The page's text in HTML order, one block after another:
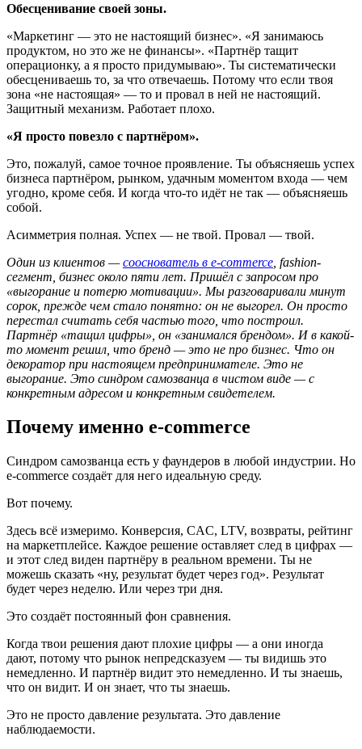
Обесценивание своей зоны.
«Маркетинг — это не настоящий бизнес». «Я занимаюсь
продуктом, но это же не финансы». «Партнёр тащит
операционку, а я просто придумываю». Ты систематически
обесцениваешь то, за что отвечаешь. Потому что если твоя
зона «не настоящая» — то и провал в ней не настоящий.
Защитный механизм. Работает плохо.
«Я просто повезло с партнёром».
Это, пожалуй, самое точное проявление. Ты объясняешь успех
бизнеса партнёром, рынком, удачным моментом входа — чем
угодно, кроме себя. И когда что-то идёт не так — объясняешь
собой.
Асимметрия полная. Успех — не твой. Провал — твой.
Один из клиентов —сооснователь в e-commerce , fashion-
сегмент, бизнес около пяти лет. Пришёл с запросом про
«выгорание и потерю мотивации». Мы разговаривали минут
сорок, прежде чем стало понятно: он не выгорел. Он просто
перестал считать себя частью того, что построил.
Партнёр «тащил цифры», он «занимался брендом». И в какой-
то момент решил, что бренд — это не про бизнес. Что он
декоратор при настоящем предпринимателе. Это не
выгорание. Это синдром самозванца в чистом виде — с
конкретным адресом и конкретным свидетелем.
Почему именно e-commerce
Синдром самозванца есть у фаундеров в любой индустрии. Но
e-commerce создаёт для него идеальную среду.
Вот почему.
Здесь всё измеримо. Конверсия, CAC, LTV, возвраты, рейтинг
на маркетплейсе. Каждое решение оставляет след в цифрах —
и этот след виден партнёру в реальном времени. Ты не
можешь сказать «ну, результат будет через год». Результат
будет через неделю. Или через три дня.
Это создаёт постоянный фон сравнения.
Когда твои решения дают плохие цифры — а они иногда
дают, потому что рынок непредсказуем — ты видишь это
немедленно. И партнёр видит это немедленно. И ты знаешь,
что он видит. И он знает, что ты знаешь.
Это не просто давление результата. Это давление
наблюдаемости.